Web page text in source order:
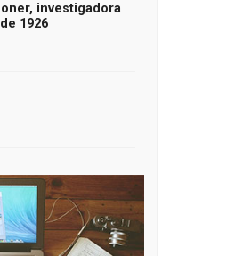
investigadora
1926